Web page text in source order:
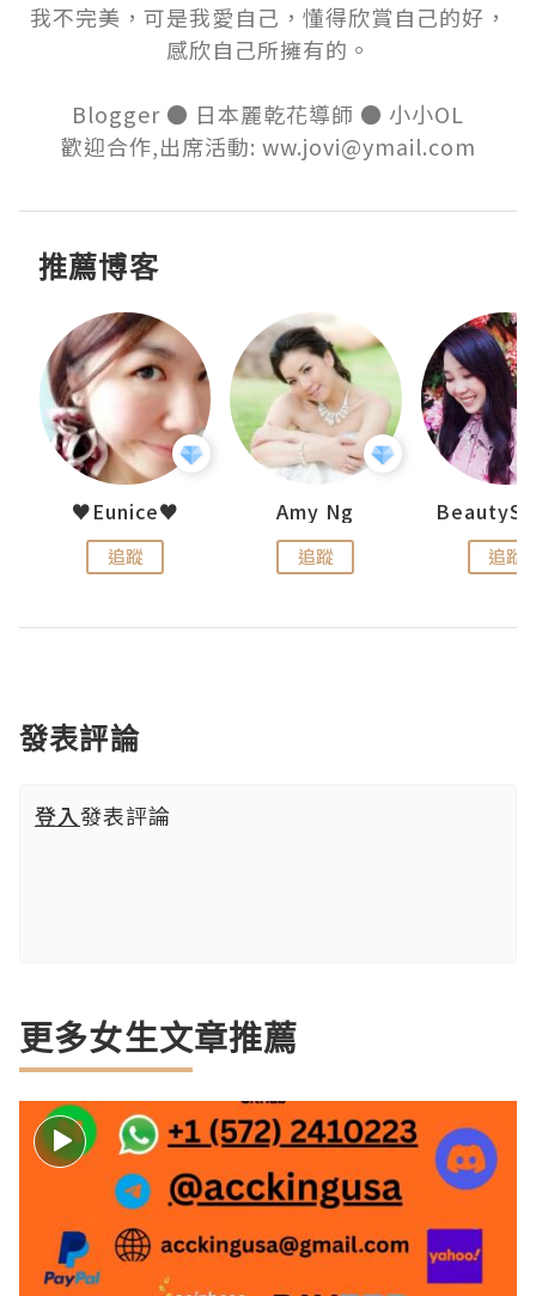
我不完美，可是我愛自己，懂得欣賞自己的好，
感欣自己所擁有的。
Blogger ● 日本麗乾花導師 ● 小小OL
歡迎合作,出席活動: ww.jovi@ymail.com
推薦博客
♥Eunice♥
追蹤
Amy Ng
追蹤 追蹤
發表評論
登入發表評論
更多女生文章推薦